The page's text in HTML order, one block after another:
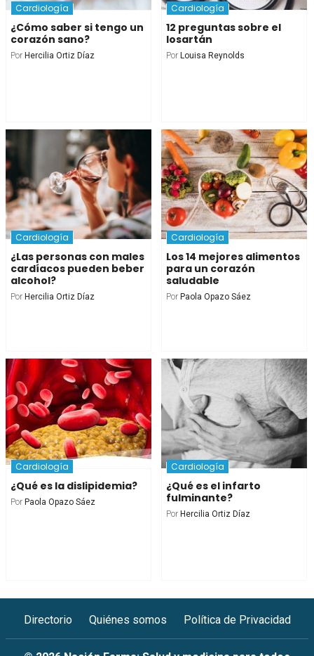
Cardiología
¿Cómo saber si tengo un
corazón sano?
Por Hercilia Ortiz Díaz
Cardiología
12 preguntas sobre el
losartán
Por Louisa Reynolds
Cardiología
¿Las personas con males
cardíacos pueden beber
alcohol?
Por Hercilia Ortiz Díaz
Cardiología
Los 14 mejores alimentos
para un corazón
saludable
Por Paola Opazo Sáez
Cardiología
¿Qué es la dislipidemia?
Por Paola Opazo Sáez
Cardiología
¿Qué es el infarto
fulminante?
Por Hercilia Ortiz Díaz
Directorio Quiénes somos Política de Privacidad